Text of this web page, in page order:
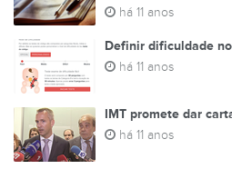
há 11 anos
Definir dificuldade
há 11 anos
IMT promete dar
há 11 anos